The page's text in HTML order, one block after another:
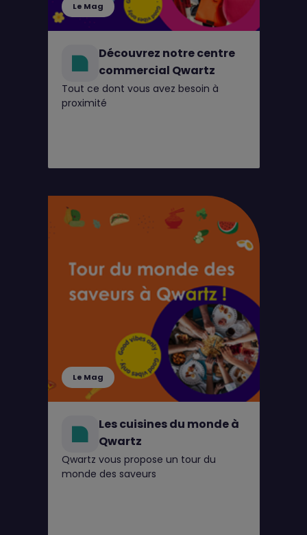
Le Mag
Découvrez notre centre
commercial Qwartz
Tout ce dont vous avez besoin à
proximité
Le Mag
Les cuisines du monde à
Qwartz
Qwartz vous propose un tour du
monde des saveurs